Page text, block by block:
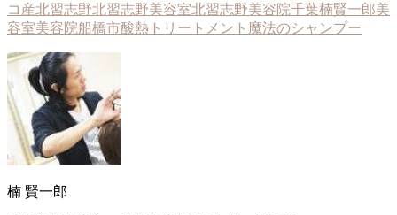
コ産北習志野北習志野美容室北習志野美容院千葉楠賢一郎美
容室美容院船橋市酸熱トリートメント 魔法のシャンプー
楠 賢一郎